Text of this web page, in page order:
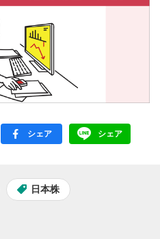
facebook
シェア LINE
シェア
日本株